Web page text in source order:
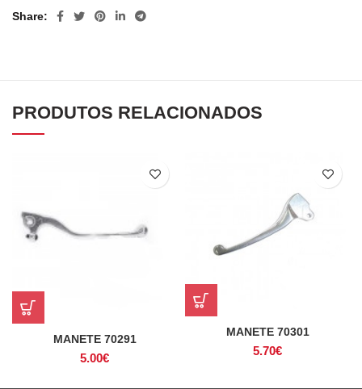
Share
PRODUTOS RELACIONADOS
MANETE 70291
5.00€
MANETE 70301
5.70€